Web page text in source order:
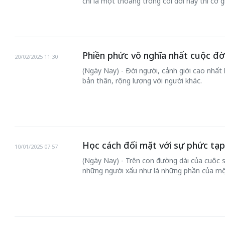
Phiền phức vô nghĩa nhất cuộc
20/02/2025 11:30
(Ngày Nay) - Đời người, cảnh giới cao
bản thân, rộng lượng với người khác.
Học cách đối mặt với sự phức
10/01/2025 07:57
(Ngày Nay) - Trên con đường dài của
những người xấu như là những phần của
hóa
50 năm Việt Nam gia
làm nên diện mạo mới
50 năm
quốc tế
Việt